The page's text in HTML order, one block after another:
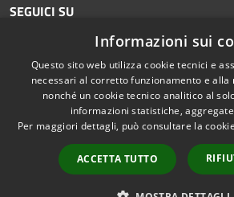
SEGUICI SU
RSS
Accessibilità
Informazioni sui
Questo sito web utilizza cookie tecnici e
necessari al corretto funzionamento e alla
nonché un cookie tecnico analitico al
informazioni statistiche,
Per maggiori dettagli, può consultare la
ACCETTA TUTTO